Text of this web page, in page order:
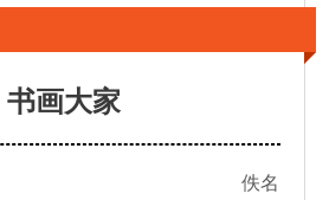
书画大家
佚名